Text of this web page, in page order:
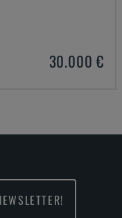
30.000 €